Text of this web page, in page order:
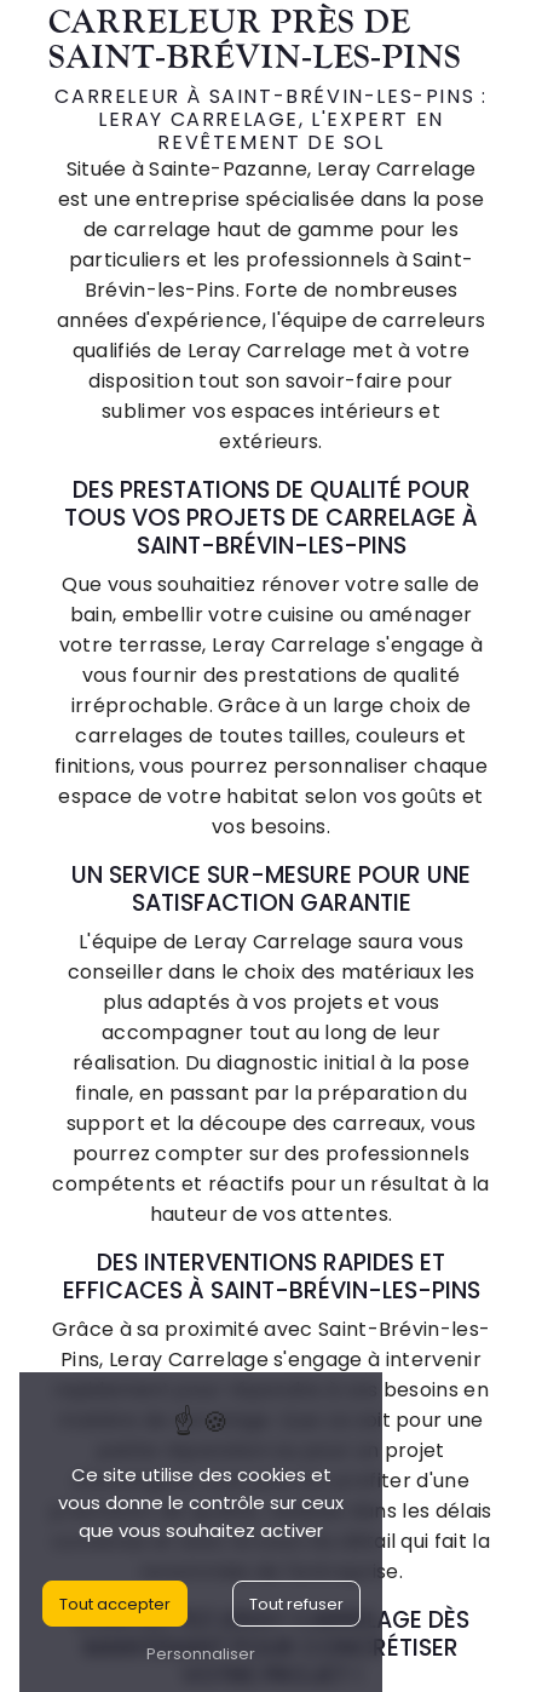
CARRELEUR PRÈS DE
SAINT‑BRÉVIN‑LES‑PINS
CARRELEUR À SAINT-BRÉVIN-LES-PINS :
LERAY CARRELAGE, L'EXPERT EN
REVÊTEMENT DE SOL
Située à Sainte-Pazanne, Leray Carrelage
est une entreprise spécialisée dans la pose
de carrelage haut de gamme pour les
particuliers et les professionnels à Saint-
Brévin-les-Pins. Forte de nombreuses
années d'expérience, l'équipe de carreleurs
qualifiés de Leray Carrelage met à votre
disposition tout son savoir-faire pour
sublimer vos espaces intérieurs et
extérieurs.
DES PRESTATIONS DE QUALITÉ POUR
TOUS VOS PROJETS DE CARRELAGE À
SAINT-BRÉVIN-LES-PINS
Que vous souhaitiez rénover votre salle de
bain, embellir votre cuisine ou aménager
votre terrasse, Leray Carrelage s'engage à
vous fournir des prestations de qualité
irréprochable. Grâce à un large choix de
carrelages de toutes tailles, couleurs et
finitions, vous pourrez personnaliser chaque
espace de votre habitat selon vos goûts et
vos besoins.
UN SERVICE SUR-MESURE POUR UNE
SATISFACTION GARANTIE
L'équipe de Leray Carrelage saura vous
conseiller dans le choix des matériaux les
plus adaptés à vos projets et vous
accompagner tout au long de leur
réalisation. Du diagnostic initial à la pose
finale, en passant par la préparation du
support et la découpe des carreaux, vous
pourrez compter sur des professionnels
compétents et réactifs pour un résultat à la
hauteur de vos attentes.
DES INTERVENTIONS RAPIDES ET
EFFICACES À SAINT-BRÉVIN-LES-PINS
Grâce à sa proximité avec Saint-Brévin-les-
Pins, Leray Carrelage s'engage à intervenir
rapidement pour répondre à vos besoins en
matière de carrelage. Que ce soit pour une
petite réparation ou pour un projet
d'envergure, vous pourrez profiter d'une
prestation de qualité, réalisée dans les délais
convenus et avec le souci du détail qui fait la
renommée de l'entreprise.
CONTACTEZ LERAY CARRELAGE DÈS
MAINTENANT POUR CONCRÉTISER
Ce site utilise des cookies et
vous donne le contrôle sur ceux
que vous souhaitez activer
Tout accepter Tout refuser
Personnaliser